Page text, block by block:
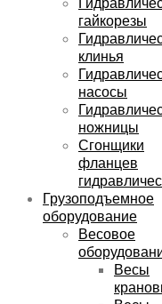
гайкорезы
клинья
насосы
ножницы
Сгонщики
фланцев
Грузоподъемное
оборудование
Весовое
Весы